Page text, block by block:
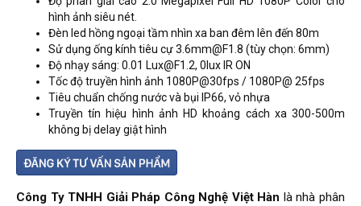
hình ảnh siêu nét.
Đèn led hồng ngoại tầm nhìn xa ban đêm lên đến 80m
Sử dụng ống kính tiêu cự 3.6mm@F1.8 (tùy chọn: 6mm)
Độ nhạy sáng: 0.01 Lux@F1.2, 0lux IR ON
Tốc độ truyền hình ảnh 1080P@30fps / 1080P@ 25fps
Tiêu chuẩn chống nước và bụi IP66, vỏ nhựa
Truyền tín hiệu hình ảnh HD khoảng cách xa 300-500m
không bị delay giật hình
Công Ty TNHH Giải Pháp Công Nghệ Việt Hàn là nhà phân